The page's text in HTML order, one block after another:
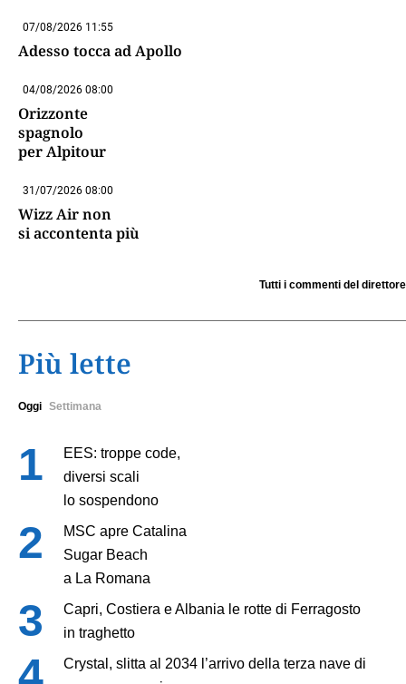
07/08/2026 11:55
Adesso tocca ad Apollo
04/08/2026 08:00
Orizzonte
spagnolo
per Alpitour
31/07/2026 08:00
Wizz Air non
si accontenta più
Tutti i commenti del direttore
Più lette
Oggi Settimana
EES: troppe code,
diversi scali
lo sospendono
MSC apre Catalina
Sugar Beach
a La Romana
Capri, Costiera e Albania le rotte di Ferragosto
in traghetto
Crystal, slitta al 2034 l’arrivo della terza nave di